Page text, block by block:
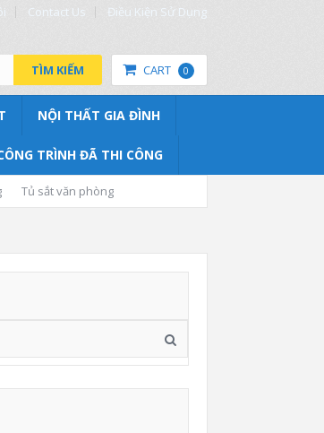
Contact Us Điều Kiện Sử Dụng
CART 0
TÌM KIẾM
NỘI THẤT GIA ĐÌNH
TRÌNH ĐÃ THI CÔNG
Tủ sắt văn phòng